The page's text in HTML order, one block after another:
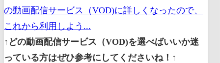
の動画配信サービス（VOD)に詳しくなったので、
これから利用しよう...
↑どの動画配信サービス（VOD)を選べばいいか迷
っている方はぜひ参考にしてくださいね！↑